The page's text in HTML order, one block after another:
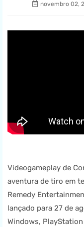
novembro 02,
Videogameplay de
aventura de tiro em
Remedy
lançado para 27 de
Windows, PlayStation